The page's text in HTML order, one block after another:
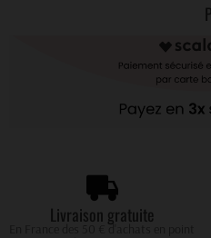
Livraison gratuite
En France des 50 € d'achats en point